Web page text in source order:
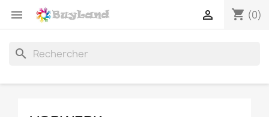
 shopping_cart (0)

search